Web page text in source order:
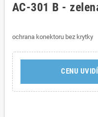
AC-301 B -
ochrana konektoru bez krytky
CENU